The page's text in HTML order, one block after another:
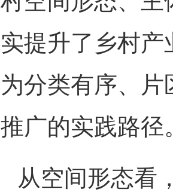
实提升了乡村
为分类有序、
推广的实践路径
从空间形态看